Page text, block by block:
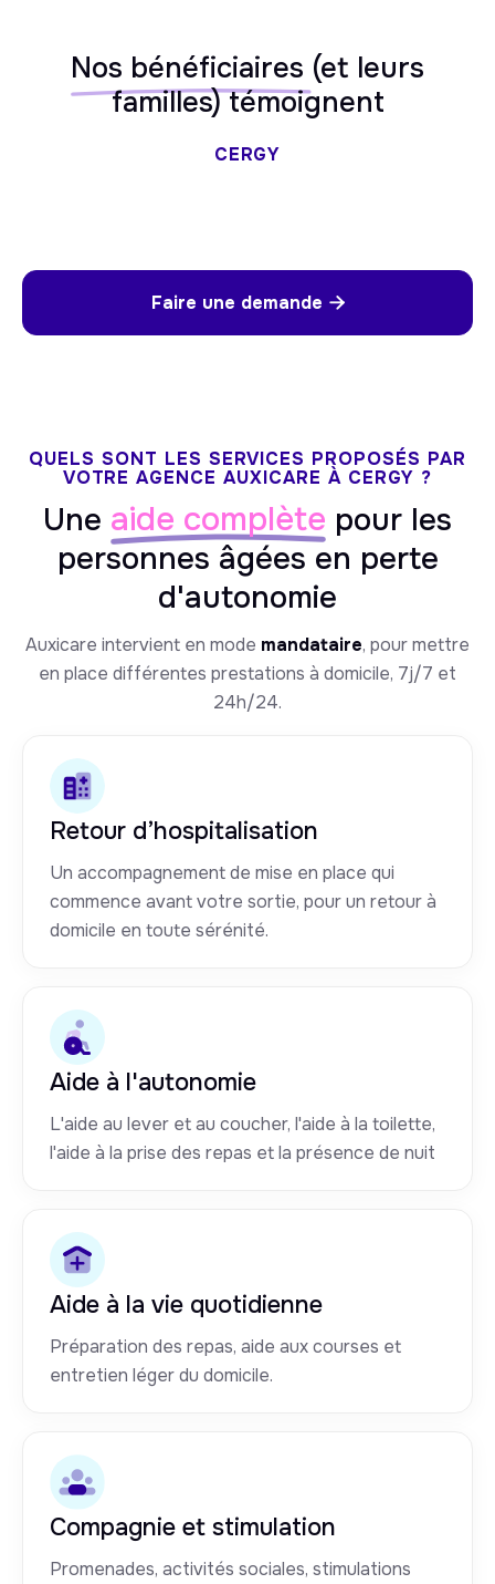
Nos bénéficiaires (et leurs
familles) témoignent
CERGY
Faire une demande 
QUELS SONT LES SERVICES PROPOSÉS PAR
VOTRE AGENCE AUXICARE À CERGY ?
Une aide complète pour les
personnes âgées en perte
d'autonomie
Auxicare intervient en mode mandataire, pour mettre
en place différentes prestations à domicile, 7j/7 et
24h/24.
Retour d’hospitalisation
Un accompagnement de mise en place qui
commence avant votre sortie, pour un retour à
domicile en toute sérénité.
Aide à l'autonomie
L'aide au lever et au coucher, l'aide à la toilette,
l'aide à la prise des repas et la présence de nuit
Aide à la vie quotidienne
Préparation des repas, aide aux courses et
entretien léger du domicile.
Compagnie et stimulation
Promenades, activités sociales, stimulations